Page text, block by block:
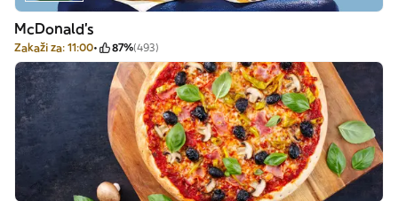
McDonald's
Zakaži za: 11:00 87%(493)